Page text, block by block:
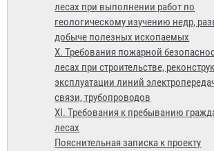
лесах при выполнении работ по
геологическому изучению недр,
добыче полезных ископаемых
X. Требования пожарной
лесах при строительстве,
эксплуатации линий
связи, трубопроводов
XI. Требования к пребыванию
лесах
Пояснительная записка к проекту